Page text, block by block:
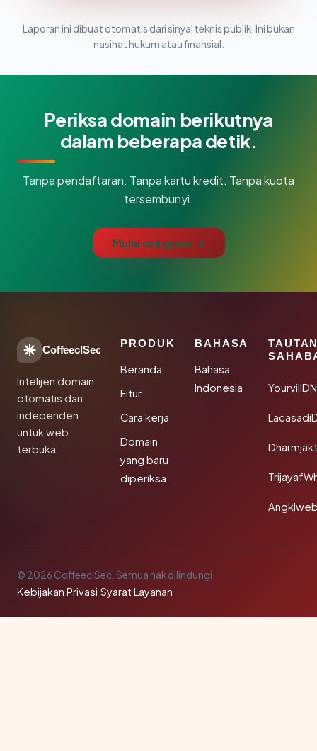
Laporan ini dibuat otomatis dari sinyal teknis publik. Ini bukan
nasihat hukum atau finansial.
Periksa domain berikutnya
dalam beberapa detik.
Tanpa pendaftaran. Tanpa kartu kredit. Tanpa kuota
tersembunyi.
Mulai cek gratis →
CoffeeclSec
Intelijen domain
otomatis dan
independen
untuk web
terbuka.
PRODUK
Beranda
Fitur
Cara kerja
Domain
yang baru
diperiksa
BAHASA
Bahasa
Indonesia
© 2026 CoffeeclSec. Semua hak dilindungi.
Kebijakan Privasi·Syarat Layanan